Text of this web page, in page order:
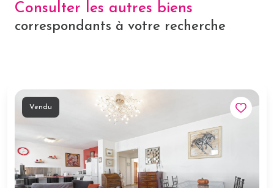
Consulter les autres biens
correspondants à votre recherche
Vendu